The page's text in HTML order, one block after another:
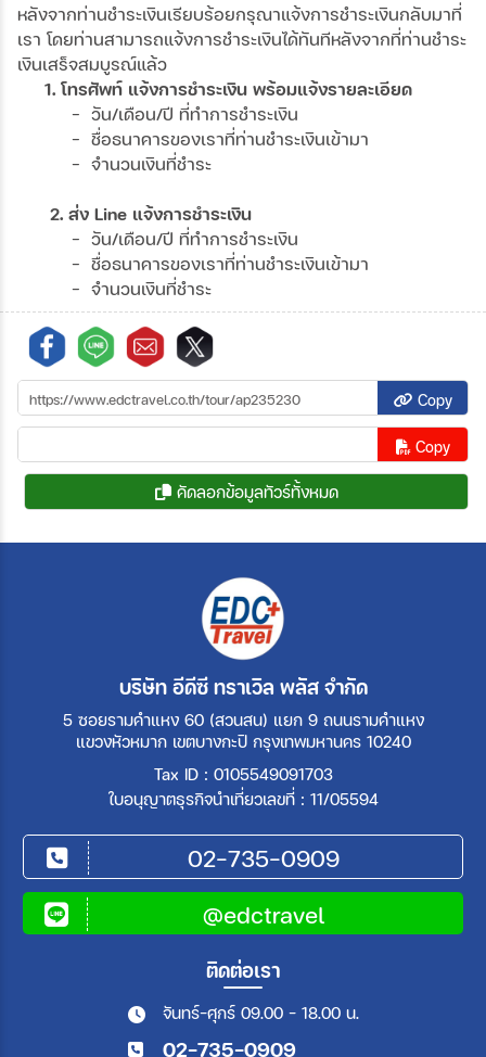
หลังจากท่านชำระเงินเรียบร้อยกรุณาแจ้งการชำระเงินกลับมาที่
เรา โดยท่านสามารถแจ้งการชำระเงินได้ทันทีหลังจากที่ท่านชำระ
เงินเสร็จสมบูรณ์แล้ว
1. โทรศัพท์ แจ้งการชำระเงิน พร้อมแจ้งรายละเอียด
- วัน/เดือน/ปี ที่ทำการชำระเงิน
- ชื่อธนาคารของเราที่ท่านชำระเงินเข้ามา
- จำนวนเงินที่ชำระ
2. ส่ง Line แจ้งการชำระเงิน
- วัน/เดือน/ปี ที่ทำการชำระเงิน
- ชื่อธนาคารของเราที่ท่านชำระเงินเข้ามา
- จำนวนเงินที่ชำระ
Copy
Copy
คัดลอกข้อมูลทัวร์ทั้งหมด
บริษัท อีดีซี ทราเวิล พลัส จำกัด
5 ซอยรามคำแหง 60 (สวนสน) แยก 9 ถนนรามคำแหง
แขวงหัวหมาก เขตบางกะปิ กรุงเทพมหานคร 10240
Tax ID : 0105549091703
ใบอนุญาตธุรกิจนำเที่ยวเลขที่ : 11/05594
02-735-0909
@edctravel
ติดต่อเรา
จันทร์-ศุกร์ 09.00 - 18.00 น.
02-735-0909